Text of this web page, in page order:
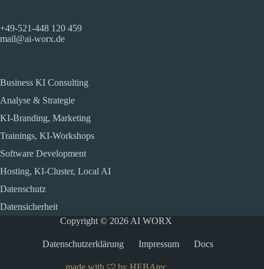
+49-521-448 120 459
mail@ai-worx.de
Business KI Consulting
Analyse & Strategie
KI-Branding, Marketing
Trainings, KI-Workshops
Software Development
Hosting, KI-Cluster, Local AI
Datenschutz
Datensicherheit
Copyright © 2026 AI WORX
Datenschutzerklärung Impressum Docs